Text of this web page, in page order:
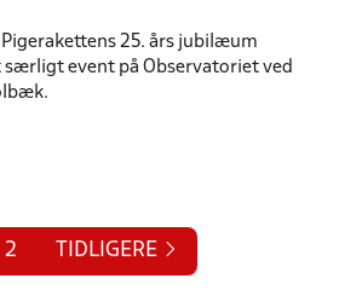
Pigerakettens 25. års jubilæum
særligt event på Observatoriet ved
2 TIDLIGERE